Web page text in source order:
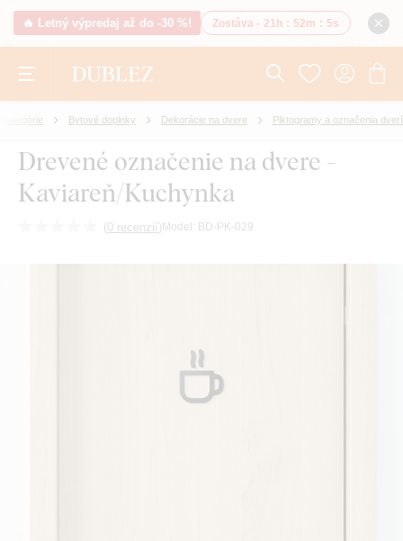
🔥 Letný výpredaj až do -30 %! Zostáva - 21h : 52m : 4s
Kategórie Bytové doplnky Dekorácie na dvere Piktogramy a označenia dverí
Drevené označenie na dvere -
Kaviareň/Kuchynka
(0 recenzií) Model: BD-PK-029